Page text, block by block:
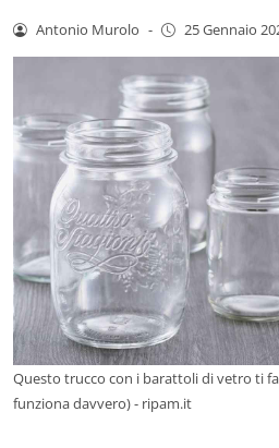
Antonio Murolo - 25 Gennaio
Questo trucco con i barattoli di vetro ti
funziona davvero) - ripam.it